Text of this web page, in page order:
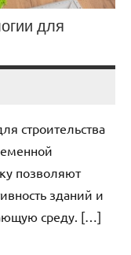
для
строительства
позволяют
зданий и
среду. […]